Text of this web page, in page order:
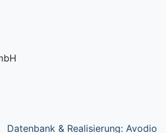
Datenbank & Realisierung: Avodio